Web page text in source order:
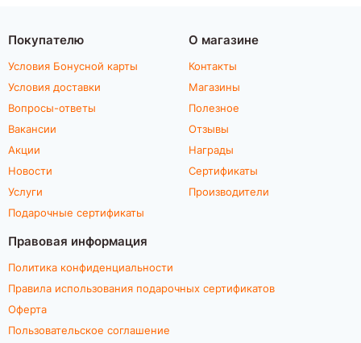
Покупателю
Условия Бонусной карты
Условия доставки
Вопросы-ответы
Вакансии
Акции
Новости
Услуги
Подарочные сертификаты
О магазине
Контакты
Магазины
Полезное
Отзывы
Награды
Сертификаты
Производители
Правовая информация
Политика конфиденциальности
Правила использования подарочных сертификатов
Оферта
Пользовательское соглашение